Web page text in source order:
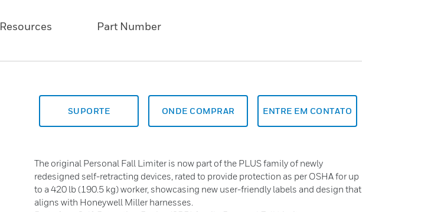
Resources Part Number
SUPORTE ONDE COMPRAR ENTRE EM CONTATO
The original Personal Fall Limiter is now part of the PLUS family of newly
redesigned self-retracting devices, rated to provide protection as per OSHA for up
to a 420 lb (190.5 kg) worker, showcasing new user-friendly labels and design that
aligns with Honeywell Miller harnesses.